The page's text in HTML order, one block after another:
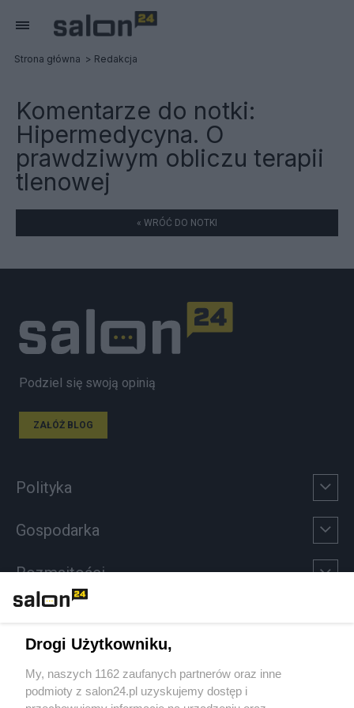
Strona główna Redakcja
Komentarze do notki:
Hipermedycyna. O
prawdziwym obliczu terapii
tlenowej
« WRÓĆ DO NOTKI
Podziel się swoją opinią
ZAŁÓŻ BLOG
Polityka
Gospodarka
Rozmaitości
Sport
Społeczeństwo
Drogi Użytkowniku,
My, naszych 1162 zaufanych partnerów oraz inne
podmioty z salon24.pl uzyskujemy dostęp i